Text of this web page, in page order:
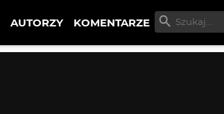
AUTORZY KOMENTARZE